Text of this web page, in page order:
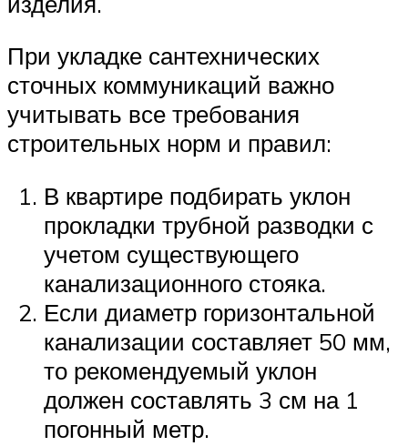
При укладке сантехнических
сточных коммуникаций важно
учитывать все требования
строительных норм и правил:
В квартире подбирать уклон
прокладки трубной разводки с
учетом существующего
канализационного стояка.
Если диаметр горизонтальной
канализации составляет 50 мм,
то рекомендуемый уклон
должен составлять 3 см на 1
погонный метр.